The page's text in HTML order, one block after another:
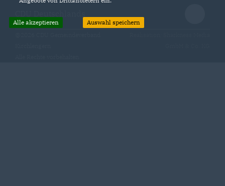
Alle akzeptieren Auswahl speichern